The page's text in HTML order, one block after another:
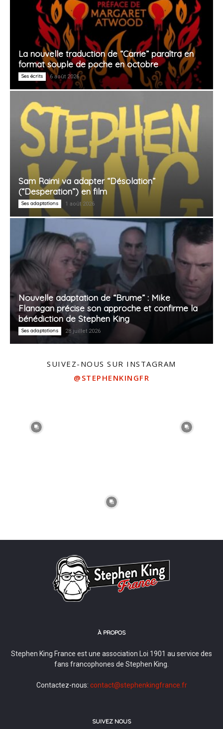
La nouvelle traduction de “Carrie” paraîtra en
format souple de poche en octobre
Ses écrits 6 août 2026
Sam Raimi va adapter “Désolation”
(“Desperation”) en film
Ses adaptations 1 août 2026
Nouvelle adaptation de “Brume” : Mike
Flanagan précise son approche et confirme la
bénédiction de Stephen King
Ses adaptations 28 juillet 2026
SUIVEZ-NOUS SUR INSTAGRAM
@STEPHENKINGFR
À PROPOS
Stephen King France est une association Loi 1901 au service des
fans francophones de Stephen King.
Contactez-nous: contact@stephenkingfrance.fr
SUIVEZ NOUS